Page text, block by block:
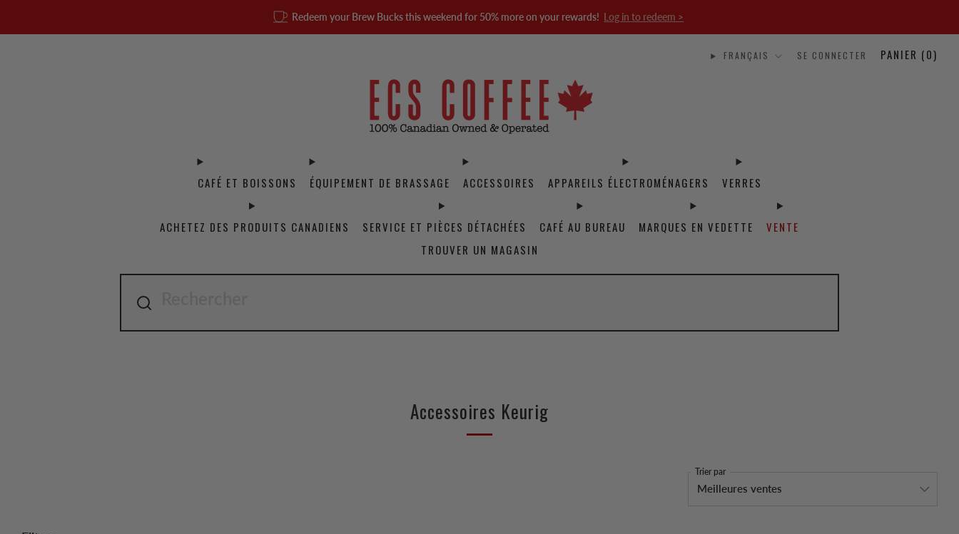
Redeem your Brew Bucks this weekend for 50% more on your rewards! Log in to redeem >
CAFÉ ET BOISSONS ÉQUIPEMENT DE BRASSAGE ACCESSOIRES APPAREILS ÉLECTROMÉNAGERS VERRES
ACHETEZ DES PRODUITS CANADIENS SERVICE ET PIÈCES DÉTACHÉES CAFÉ AU BUREAU MARQUES EN VEDETTE
VENTE
TROUVER UN MAGASIN
FRANÇAIS SE CONNECTER PANIER (0)
Accessoires Keurig
Trier par